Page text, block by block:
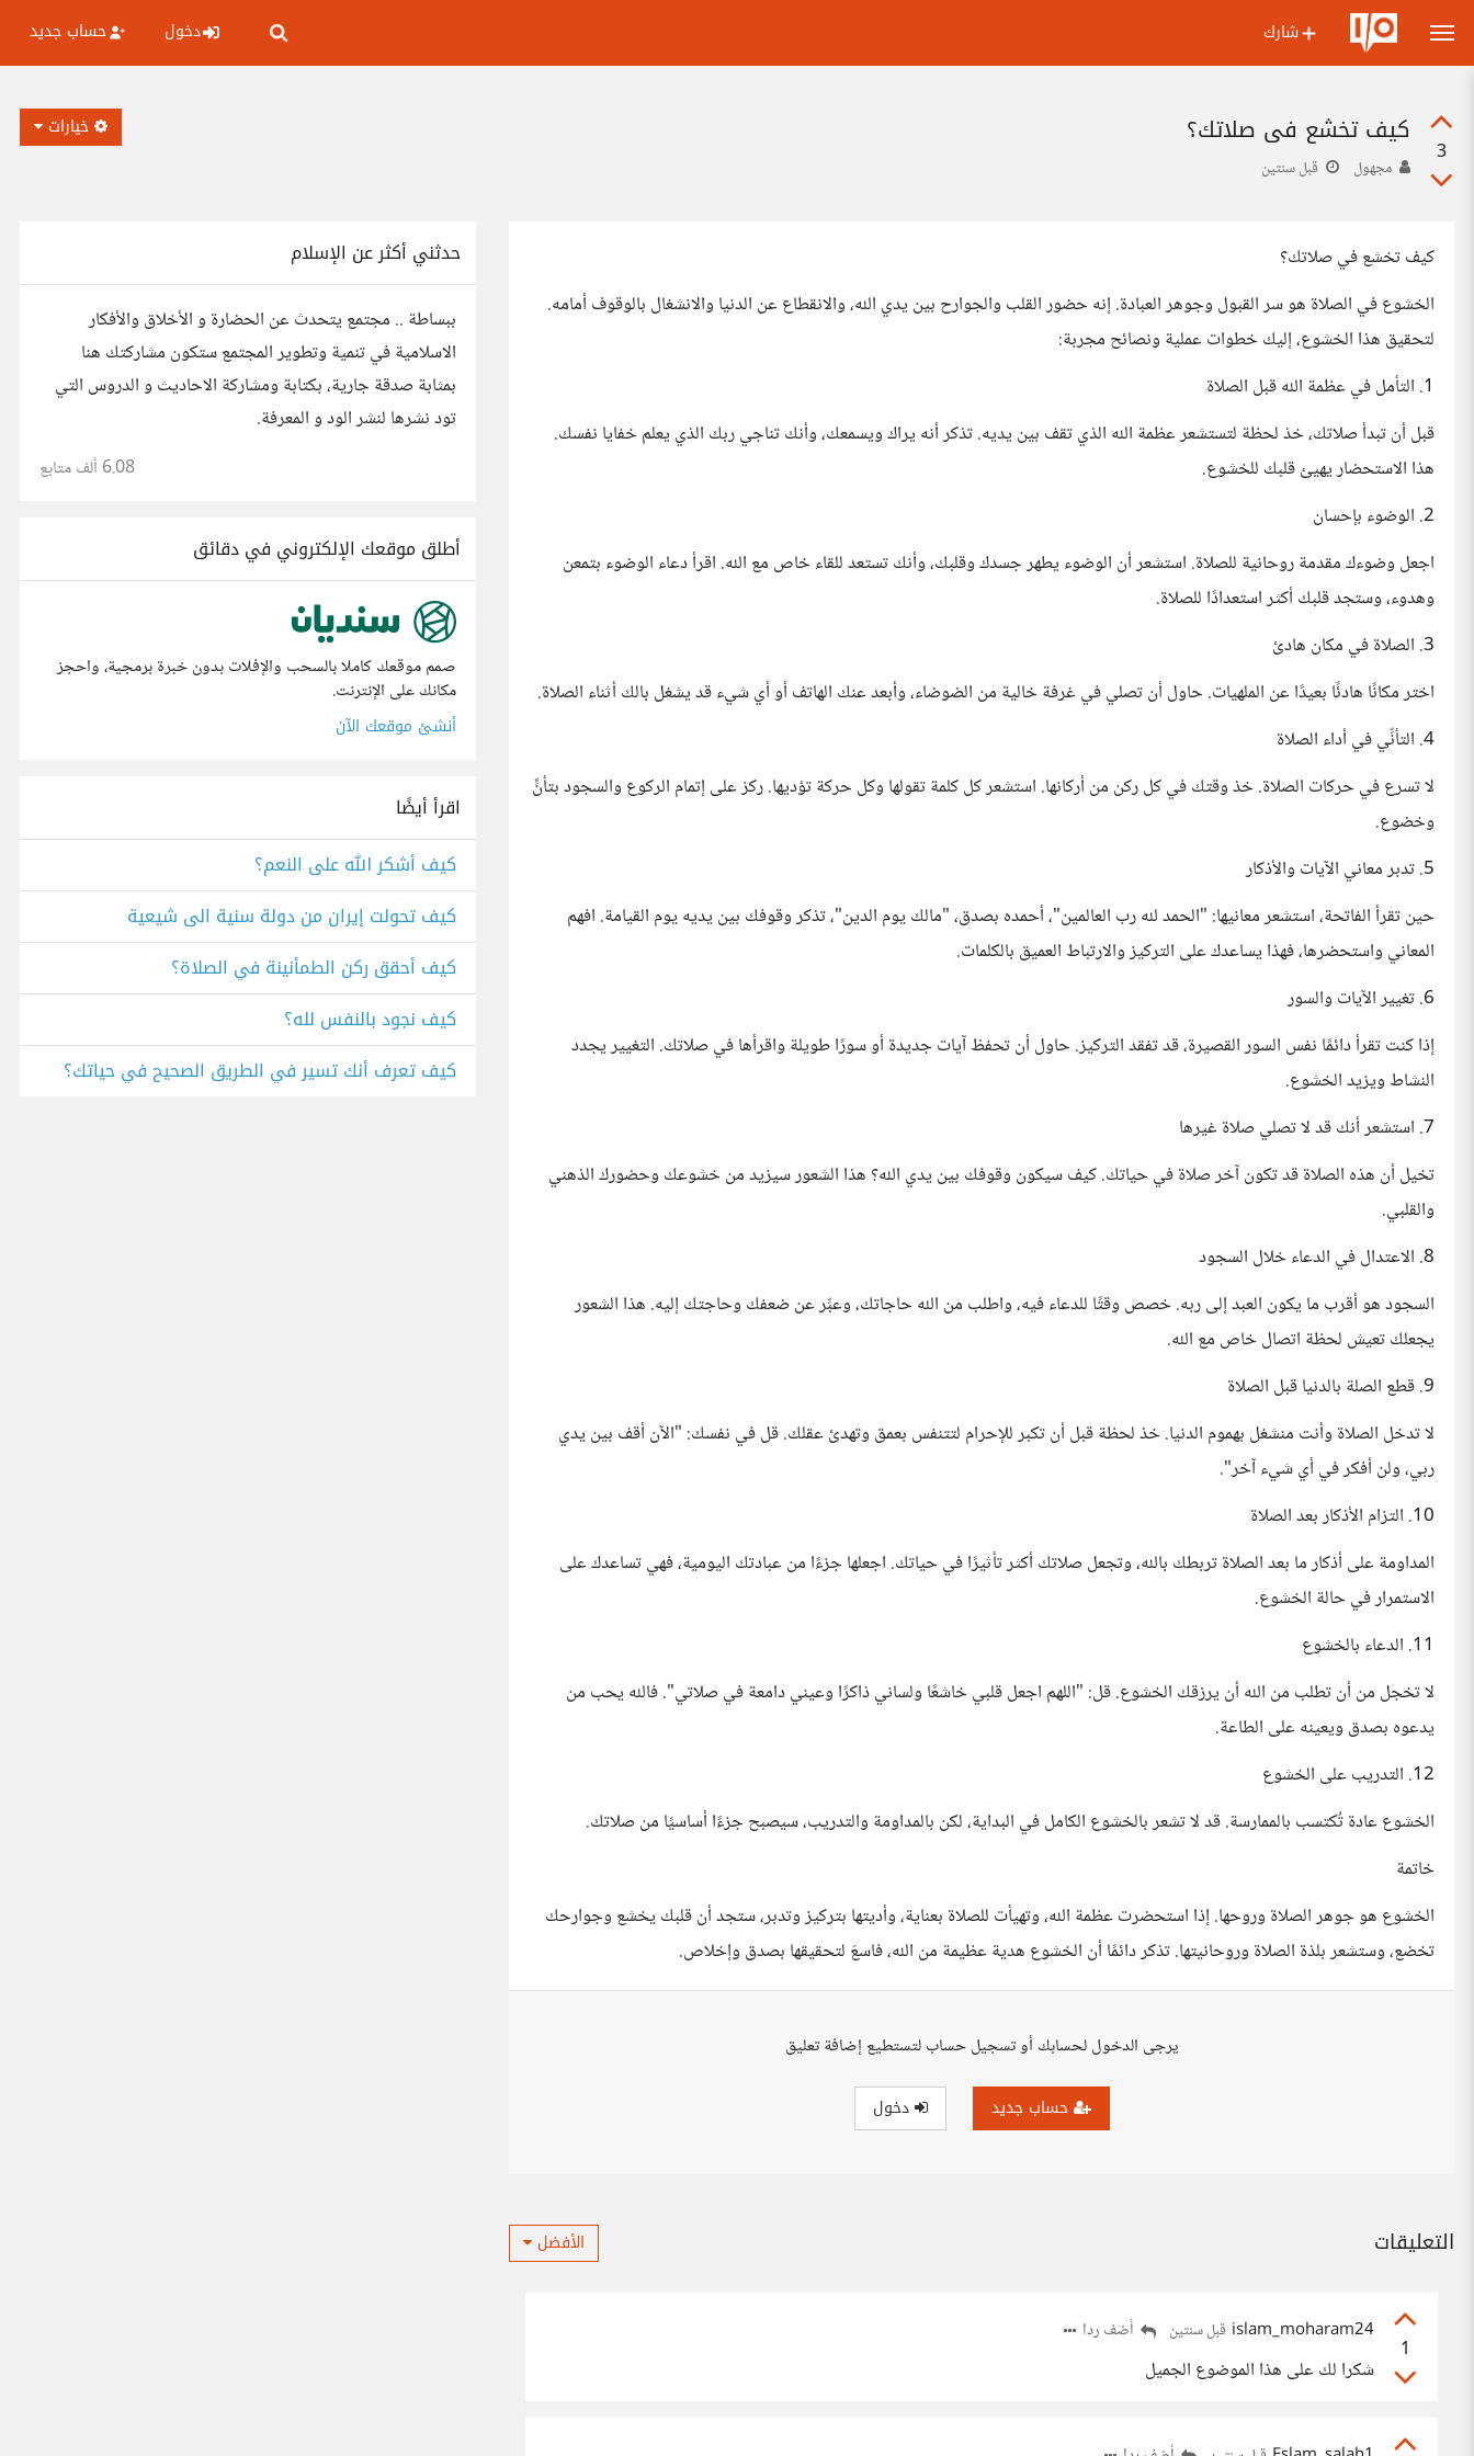
شارك دخول حساب جديد
3
كيف تخشع في صلاتك؟
مجهول قبل سنتين
خيارات
كيف تخشع في صلاتك؟
الخشوع في الصلاة هو سر القبول وجوهر العبادة. إنه حضور القلب والجوارح بين يدي الله، والانقطاع عن الدنيا والانشغال بالوقوف أمامه.
لتحقيق هذا الخشوع، إليك خطوات عملية ونصائح مجربة:
1. التأمل في عظمة الله قبل الصلاة
قبل أن تبدأ صلاتك، خذ لحظة لتستشعر عظمة الله الذي تقف بين يديه. تذكر أنه يراك ويسمعك، وأنك تناجي ربك الذي يعلم خفايا نفسك.
هذا الاستحضار يهيئ قلبك للخشوع.
2. الوضوء بإحسان
اجعل وضوءك مقدمة روحانية للصلاة. استشعر أن الوضوء يطهر جسدك وقلبك، وأنك تستعد للقاء خاص مع الله. اقرأ دعاء الوضوء بتمعن
وهدوء، وستجد قلبك أكثر استعدادًا للصلاة.
3. الصلاة في مكان هادئ
اختر مكانًا هادئًا بعيدًا عن الملهيات. حاول أن تصلي في غرفة خالية من الضوضاء، وأبعد عنك الهاتف أو أي شيء قد يشغل بالك أثناء الصلاة.
4. التأنِّي في أداء الصلاة
لا تسرع في حركات الصلاة. خذ وقتك في كل ركن من أركانها. استشعر كل كلمة تقولها وكل حركة تؤديها. ركز على إتمام الركوع والسجود بتأنٍّ
وخضوع.
5. تدبر معاني الآيات والأذكار
حين تقرأ الفاتحة، استشعر معانيها: "الحمد لله رب العالمين"، أحمده بصدق، "مالك يوم الدين"، تذكر وقوفك بين يديه يوم القيامة. افهم
المعاني واستحضرها، فهذا يساعدك على التركيز والارتباط العميق بالكلمات.
6. تغيير الآيات والسور
إذا كنت تقرأ دائمًا نفس السور القصيرة، قد تفقد التركيز. حاول أن تحفظ آيات جديدة أو سورًا طويلة واقرأها في صلاتك. التغيير يجدد
النشاط ويزيد الخشوع.
7. استشعر أنك قد لا تصلي صلاة غيرها
تخيل أن هذه الصلاة قد تكون آخر صلاة في حياتك. كيف سيكون وقوفك بين يدي الله؟ هذا الشعور سيزيد من خشوعك وحضورك الذهني
والقلبي.
8. الاعتدال في الدعاء خلال السجود
السجود هو أقرب ما يكون العبد إلى ربه. خصص وقتًا للدعاء فيه، واطلب من الله حاجاتك، وعبِّر عن ضعفك وحاجتك إليه. هذا الشعور
يجعلك تعيش لحظة اتصال خاص مع الله.
9. قطع الصلة بالدنيا قبل الصلاة
لا تدخل الصلاة وأنت منشغل بهموم الدنيا. خذ لحظة قبل أن تكبر للإحرام لتتنفس بعمق وتهدئ عقلك. قل في نفسك: "الآن أقف بين يدي
ربي، ولن أفكر في أي شيء آخر".
10. التزام الأذكار بعد الصلاة
المداومة على أذكار ما بعد الصلاة تربطك بالله، وتجعل صلاتك أكثر تأثيرًا في حياتك. اجعلها جزءًا من عبادتك اليومية، فهي تساعدك على
الاستمرار في حالة الخشوع.
11. الدعاء بالخشوع
لا تخجل من أن تطلب من الله أن يرزقك الخشوع. قل: "اللهم اجعل قلبي خاشعًا ولساني ذاكرًا وعيني دامعة في صلاتي". فالله يحب من
يدعوه بصدق ويعينه على الطاعة.
12. التدريب على الخشوع
الخشوع عادة تُكتسب بالممارسة. قد لا تشعر بالخشوع الكامل في البداية، لكن بالمداومة والتدريب، سيصبح جزءًا أساسيًا من صلاتك.
خاتمة
الخشوع هو جوهر الصلاة وروحها. إذا استحضرت عظمة الله، وتهيأت للصلاة بعناية، وأديتها بتركيز وتدبر، ستجد أن قلبك يخشع وجوارحك
تخضع، وستشعر بلذة الصلاة وروحانيتها. تذكر دائمًا أن الخشوع هدية عظيمة من الله، فاسعَ لتحقيقها بصدق وإخلاص.
يرجى الدخول لحسابك أو تسجيل حساب لتستطيع إضافة تعليق
حساب جديد دخول
التعليقات الأفضل
1
islam_moharam24 قبل سنتين أضف ردا
شكرا لك على هذا الموضوع الجميل
حدثني أكثر عن الإسلام
ببساطة .. مجتمع يتحدث عن الحضارة و الأخلاق والأفكار
الاسلامية في تنمية وتطوير المجتمع ستكون مشاركتك هنا
بمثابة صدقة جارية، بكتابة ومشاركة الاحاديث و الدروس التي
تود نشرها لنشر الود و المعرفة.
6.08 ألف متابع
أطلق موقعك الإلكتروني في دقائق
صمم موقعك كاملا بالسحب والإفلات بدون خبرة برمجية، واحجز
مكانك على الإنترنت.
أنشئ موقعك الآن
اقرأ أيضًا
كيف أشكر الله على النعم؟
كيف تحولت إيران من دولة سنية الى شيعية
كيف أحقق ركن الطمأنينة في الصلاة؟
كيف نجود بالنفس لله؟
كيف تعرف أنك تسير في الطريق الصحيح في حياتك؟